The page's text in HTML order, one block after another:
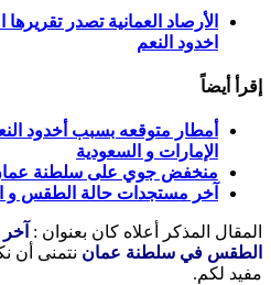
الأرصاد العمانية تصدر
اخدود النعم
إقرأ أيضاً
أمطار متوقعه بسبب أخدود
الإمارات و السعودية
منخفض جوي على سلطنة عمان
آخر مستجدات حالة الطقس و
المقال المذكر أعلاه كان بعنوان :
الطقس في سلطنة عمان نتمنى أن
مفيد لكم.